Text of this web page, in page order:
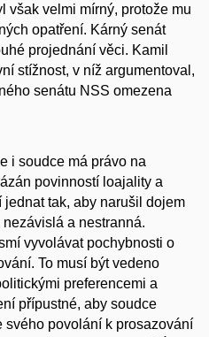
však velmi mírný, protože mu
opatření. Kárný senát
projednání věci. Kamil
stížnost, v níž argumentoval,
senátu NSS omezena
i soudce má právo na
povinností loajality a
tak, aby narušil dojem
a nestranná.
vyvolávat pochybnosti o
To musí být vedeno
preferencemi a
přípustné, aby soudce
povolání k prosazování